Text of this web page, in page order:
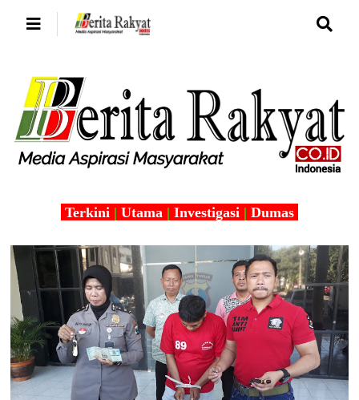
Terkini | Utama | Investigasi | Dumas